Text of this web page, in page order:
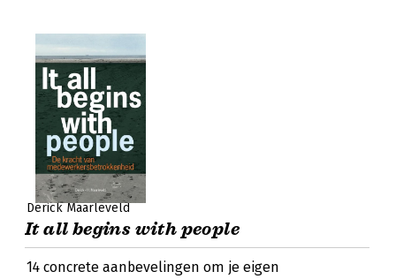
Derick Maarleveld
It all begins with people
14 concrete aanbevelingen om je eigen